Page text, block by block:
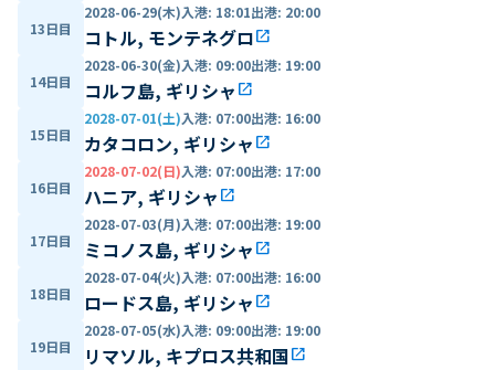
13日目
2028-06-29(木)入港: 18:01出港: 20:00
コトル, モンテネグロopen_in_new
14日目
2028-06-30(金)入港: 09:00出港: 19:00
コルフ島, ギリシャ open_in_new
15日目
2028-07-01(土)入港: 07:00出港: 16:00
カタコロン, ギリシャ open_in_new
16日目
2028-07-02(日)入港: 07:00出港: 17:00
ハニア, ギリシャ open_in_new
17日目
2028-07-03(月)入港: 07:00出港: 19:00
ミコノス島, ギリシャ open_in_new
18日目
2028-07-04(火)入港: 07:00出港: 16:00
ロードス島, ギリシャ open_in_new
19日目
2028-07-05(水)入港: 09:00出港: 19:00
リマソル, キプロス共和国open_in_new